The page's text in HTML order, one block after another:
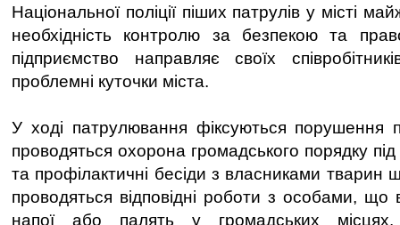
Національної поліції піших патрулів у місті
необхідність контролю за безпекою та
підприємство направляє своїх
проблемні куточки міста.
У ході патрулювання фіксуються порушення
проводяться охорона громадського порядку
та профілактичні бесіди з власниками тварин
проводяться відповідні роботи з особами, що
напої або палять у громадських